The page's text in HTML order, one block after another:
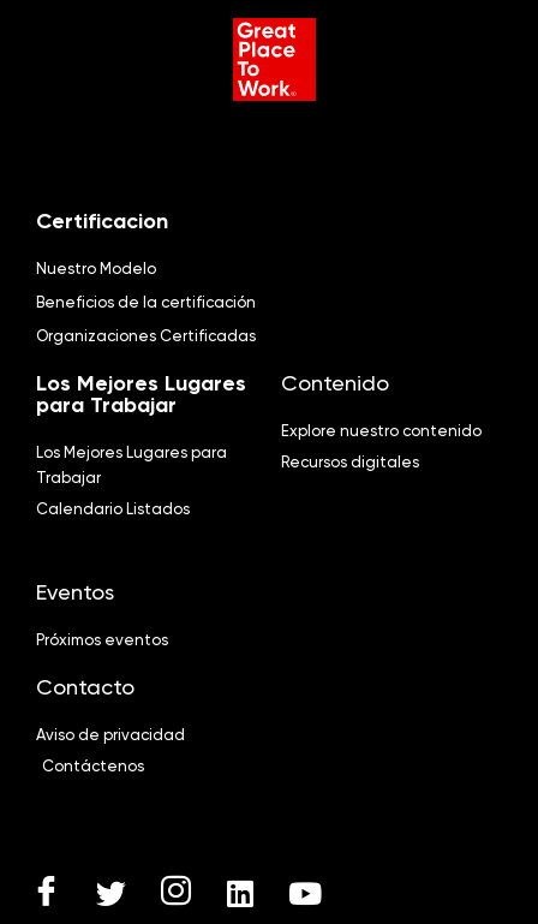
Certificacion
Nuestro Modelo
Beneficios de la certificación
Organizaciones Certificadas
Los Mejores Lugares
para Trabajar
Los Mejores Lugares para
Trabajar
Calendario Listados
Contenido
Explore nuestro contenido
Recursos digitales
Eventos
Próximos eventos
Contacto
Aviso de privacidad
Contáctenos